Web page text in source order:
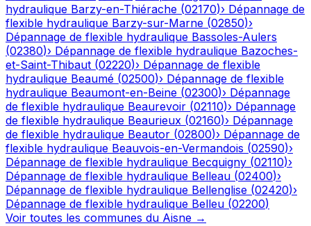
hydraulique Barzy-en-Thiérache (02170)› Dépannage de
flexible hydraulique Barzy-sur-Marne (02850)›
Dépannage de flexible hydraulique Bassoles-Aulers
(02380)› Dépannage de flexible hydraulique Bazoches-
et-Saint-Thibaut (02220)› Dépannage de flexible
hydraulique Beaumé (02500)› Dépannage de flexible
hydraulique Beaumont-en-Beine (02300)› Dépannage
de flexible hydraulique Beaurevoir (02110)› Dépannage
de flexible hydraulique Beaurieux (02160)› Dépannage
de flexible hydraulique Beautor (02800)› Dépannage de
flexible hydraulique Beauvois-en-Vermandois (02590)›
Dépannage de flexible hydraulique Becquigny (02110)›
Dépannage de flexible hydraulique Belleau (02400)›
Dépannage de flexible hydraulique Bellenglise (02420)›
Dépannage de flexible hydraulique Belleu (02200)
Voir toutes les communes du Aisne →